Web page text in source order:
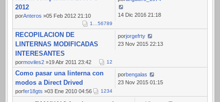
2012
porAnteros »05 Feb 2012 21:10
1 56789
14 Dic 2016 21:18
RECOPILACION DE
LINTERNAS MODIFICADAS
INTERESANTES
pormoviles2 »19 Abr 2011 23:42 12
porjorgefrty
23 Nov 2015 22:13
Como pasar una linterna con
modos a Direct Drived
porfer18gts »03 Ene 2010 04:56 1234
porbengalas
23 Nov 2015 01:15